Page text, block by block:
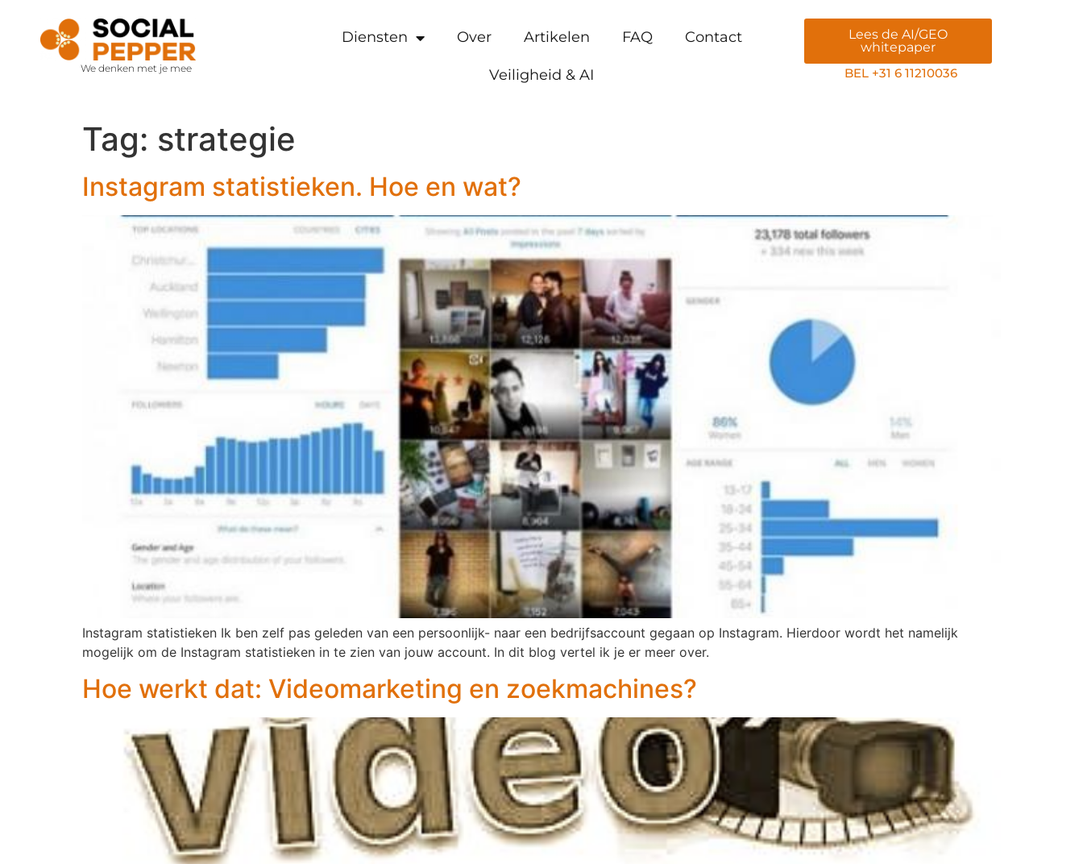
We denken met je mee
Diensten Over Artikelen FAQ Contact
Veiligheid & AI
Lees de AI/GEO
whitepaper
BEL +31 6 11210036
Tag: strategie
Instagram statistieken. Hoe en wat?
Instagram statistieken Ik ben zelf pas geleden van een persoonlijk- naar een bedrijfsaccount gegaan op Instagram. Hierdoor wordt het namelijk
mogelijk om de Instagram statistieken in te zien van jouw account. In dit blog vertel ik je er meer over.
Hoe werkt dat: Videomarketing en zoekmachines?